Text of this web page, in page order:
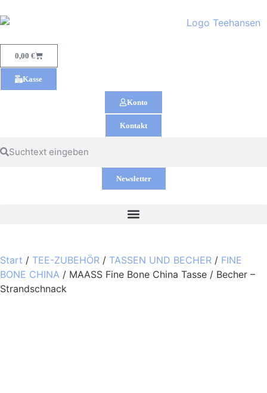
0,00 €
Kasse
Konto
Kontakt
Newsletter
Start / TEE-ZUBEHÖR / TASSEN UND BECHER / FINE
BONE CHINA / MAASS Fine Bone China Tasse / Becher –
Strandschnack